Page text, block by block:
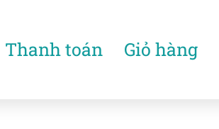
Thanh toán Giỏ hàng